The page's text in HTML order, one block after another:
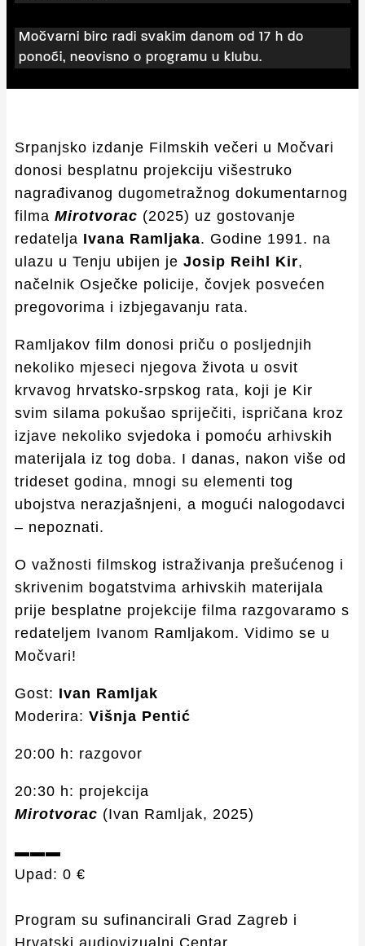
Močvarni birc radi svakim danom od 17 h do
ponoći, neovisno o programu u klubu.
Srpanjsko izdanje Filmskih večeri u Močvari
donosi besplatnu projekciju višestruko
nagrađivanog dugometražnog dokumentarnog
filma Mirotvorac (2025) uz gostovanje
redatelja Ivana Ramljaka. Godine 1991. na
ulazu u Tenju ubijen je Josip Reihl Kir,
načelnik Osječke policije, čovjek posvećen
pregovorima i izbjegavanju rata.
Ramljakov film donosi priču o posljednjih
nekoliko mjeseci njegova života u osvit
krvavog hrvatsko-srpskog rata, koji je Kir
svim silama pokušao spriječiti, ispričana kroz
izjave nekoliko svjedoka i pomoću arhivskih
materijala iz tog doba. I danas, nakon više od
trideset godina, mnogi su elementi tog
ubojstva nerazjašnjeni, a mogući nalogodavci
– nepoznati.
O važnosti filmskog istraživanja prešućenog i
skrivenim bogatstvima arhivskih materijala
prije besplatne projekcije filma razgovaramo s
redateljem Ivanom Ramljakom. Vidimo se u
Močvari!
Gost: Ivan Ramljak
Moderira: Višnja Pentić
20:00 h: razgovor
20:30 h: projekcija
Mirotvorac (Ivan Ramljak, 2025)
▬▬▬
Upad: 0 €
Program su sufinancirali Grad Zagreb i
Hrvatski audiovizualni Centar.